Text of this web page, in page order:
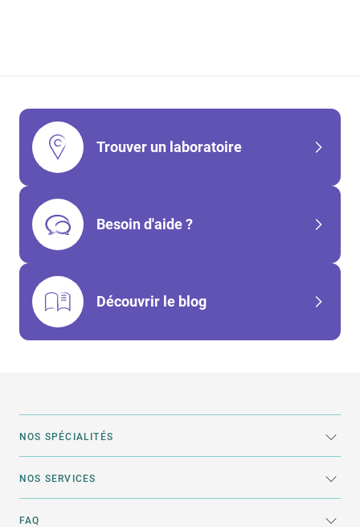
Trouver un laboratoire
Besoin d'aide ?
Découvrir le blog
NOS SPÉCIALITÉS
NOS SERVICES
FAQ